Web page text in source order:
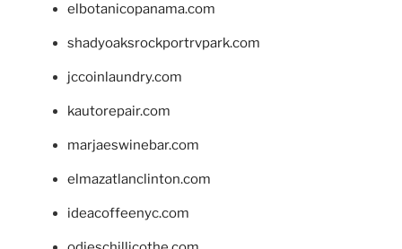
elbotanicopanama.com
shadyoaksrockportrvpark.com
jccoinlaundry.com
kautorepair.com
marjaeswinebar.com
elmazatlanclinton.com
ideacoffeenyc.com